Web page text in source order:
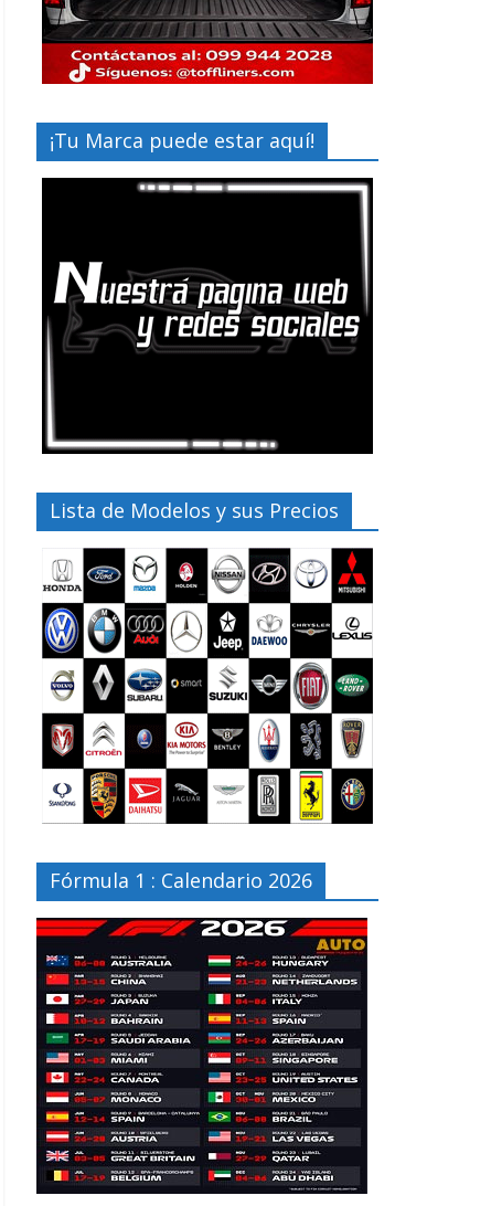
¡Tu Marca puede estar aquí!
Lista de Modelos y sus Precios
Fórmula 1 : Calendario 2026